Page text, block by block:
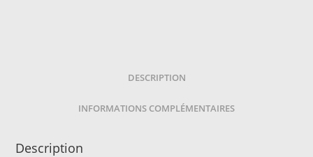
DESCRIPTION
INFORMATIONS COMPLÉMENTAIRES
Description